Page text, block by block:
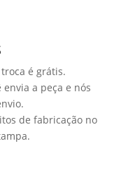
é grátis.
a peça e nós
de fabricação no